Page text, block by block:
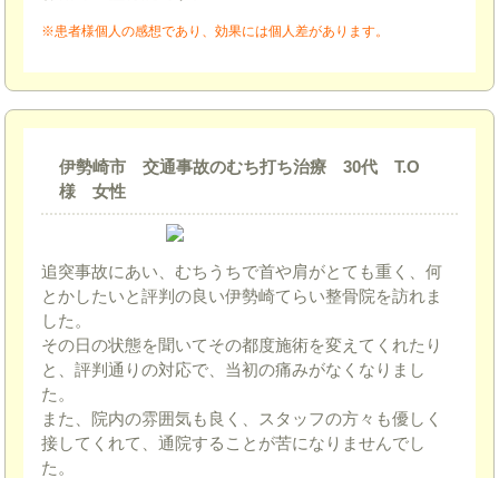
※患者様個人の感想であり、効果には個人差があります。
伊勢崎市 交通事故のむち打ち治療 30代 T.O
様 女性
追突事故にあい、むちうちで首や肩がとても重く、何
とかしたいと評判の良い伊勢崎てらい整骨院を訪れま
した。
その日の状態を聞いてその都度施術を変えてくれたり
と、評判通りの対応で、当初の痛みがなくなりまし
た。
また、院内の雰囲気も良く、スタッフの方々も優しく
接してくれて、通院することが苦になりませんでし
た。